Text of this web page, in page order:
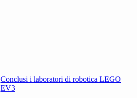
Conclusi i laboratori di robotica LEGO
EV3